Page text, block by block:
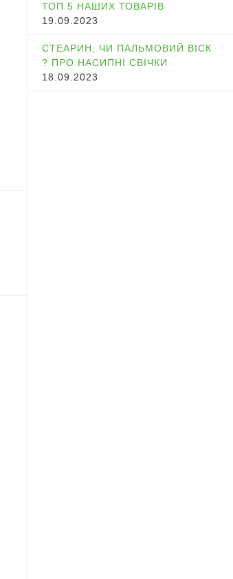
ТОП 5 НАШИХ ТОВАРІВ
19.09.2023
СТЕАРИН, ЧИ ПАЛЬМОВИЙ ВІСК
? ПРО НАСИПНІ СВІЧКИ
18.09.2023